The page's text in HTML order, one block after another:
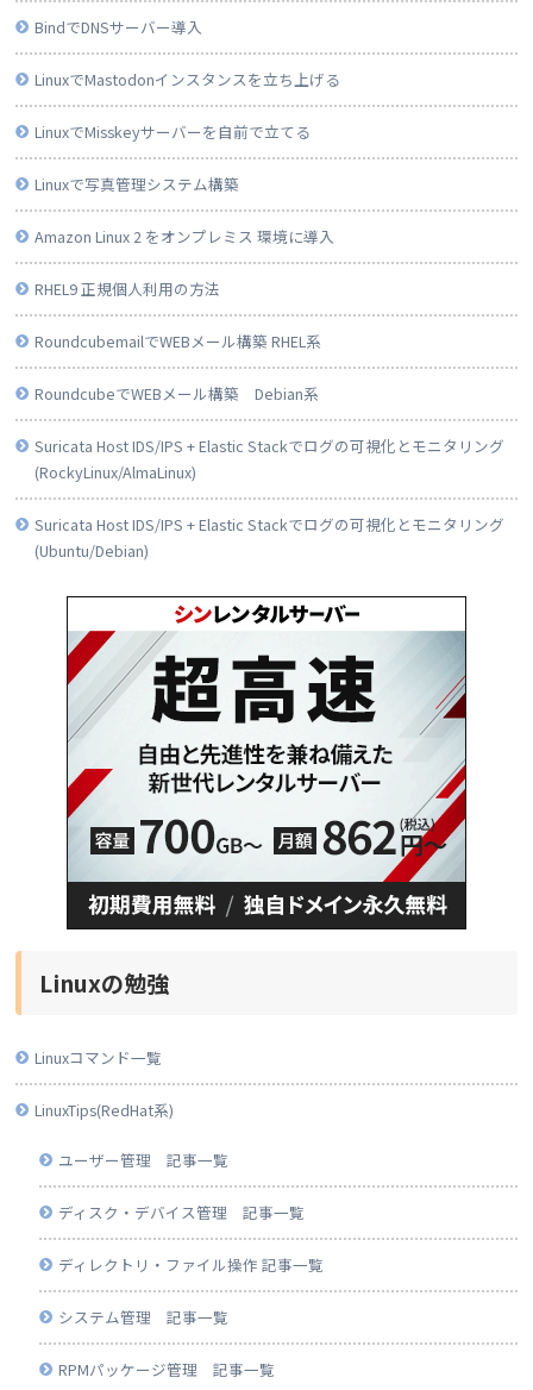
BindでDNSサーバー導入
LinuxでMastodonインスタンスを立ち上げる
LinuxでMisskeyサーバーを自前で立てる
Linuxで写真管理システム構築
Amazon Linux 2 をオンプレミス 環境に導入
RHEL9 正規個人利用の方法
RoundcubemailでWEBメール構築 RHEL系
RoundcubeでWEBメール構築 Debian系
Suricata Host IDS/IPS + Elastic Stackでログの可視化とモニタリング
(RockyLinux/AlmaLinux)
Suricata Host IDS/IPS + Elastic Stackでログの可視化とモニタリング
(Ubuntu/Debian)
Linuxの勉強
Linuxコマンド一覧
LinuxTips(RedHat系)
ユーザー管理 記事一覧
ディスク・デバイス管理 記事一覧
ディレクトリ・ファイル操作 記事一覧
システム管理 記事一覧
RPMパッケージ管理 記事一覧